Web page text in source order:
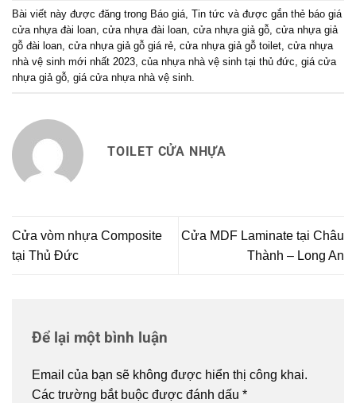
Bài viết này được đăng trong Báo giá Tin tức và được gắn thẻ báo giá
cửa nhựa đài loan cửa nhựa đài loan cửa nhựa giả gỗ cửa nhựa giả
gỗ đài loan cửa nhựa giả gỗ giá rẻ cửa nhựa giả gỗ toilet cửa nhựa
nhà vệ sinh mới nhất 2023 của nhựa nhà vệ sinh tại thủ đức giá cửa
nhựa giả gỗ giá cửa nhựa nhà vệ sinh
TOILET CỬA NHỰA
Cửa vòm nhựa Composite
tại Thủ Đức
Cửa MDF Laminate tại Châu
Thành – Long An
Để lại một bình luận
Email của bạn sẽ không được hiển thị công khai.
Các trường bắt buộc được đánh dấu *